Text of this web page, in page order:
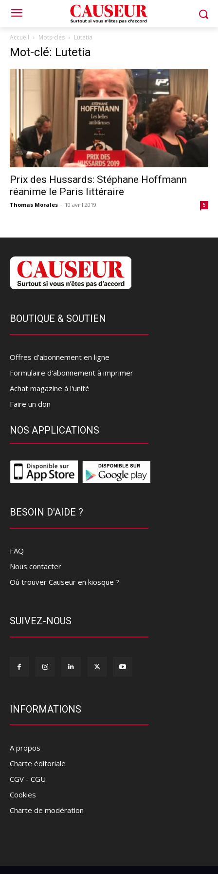
Accueil Mots-clés Lutetia
Mot-clé: Lutetia
Prix des Hussards: Stéphane Hoffmann
réanime le Paris littéraire
Thomas Morales - 10 avril 2019 5
BOUTIQUE & SOUTIEN
Offres d’abonnement en ligne
Formulaire d'abonnement à imprimer
Achat magazine à l'unité
Faire un don
NOS APPLICATIONS
BESOIN D'AIDE ?
FAQ
Nous contacter
Où trouver Causeur en kiosque ?
SUIVEZ-NOUS
INFORMATIONS
A propos
Charte éditoriale
CGV - CGU
Cookies
Charte de modération